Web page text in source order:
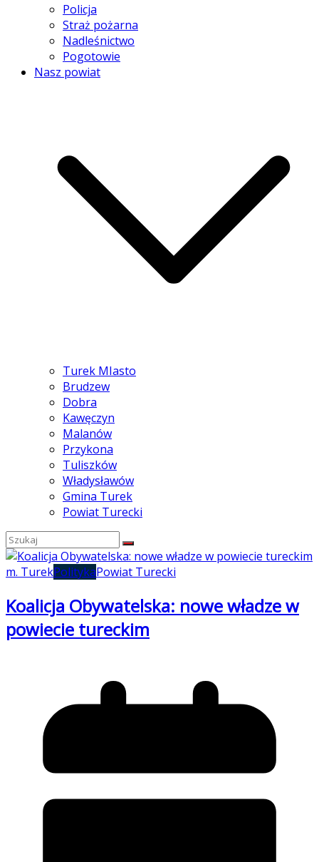
Policja
Straż pożarna
Nadleśnictwo
Pogotowie
Nasz powiat
Turek MIasto
Brudzew
Dobra
Kawęczyn
Malanów
Przykona
Tuliszków
Władysławów
Gmina Turek
Powiat Turecki
m. TurekPolitykaPowiat Turecki
Koalicja Obywatelska: nowe władze w
powiecie tureckim